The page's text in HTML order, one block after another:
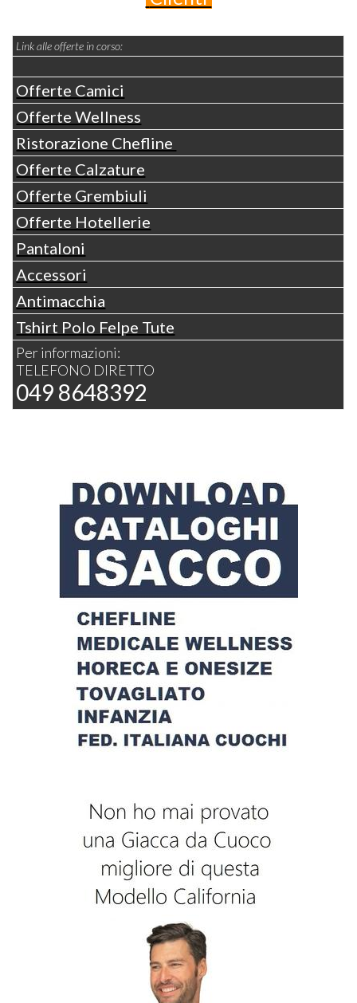
Link alle offerte in corso:
Offerte Camici
Offerte Wellness
Ristorazione Chefline
Offerte Calzature
Offerte Grembiuli
Offerte Hotellerie
Pantaloni
Accessori
Antimacchia
Tshirt Polo Felpe Tute
Per informazioni:
TELEFONO DIRETTO
049 8648392